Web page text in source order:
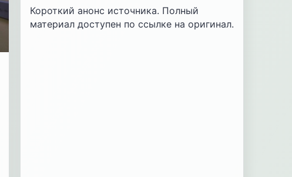
Короткий анонс источника. Полный
материал доступен по ссылке на оригинал.